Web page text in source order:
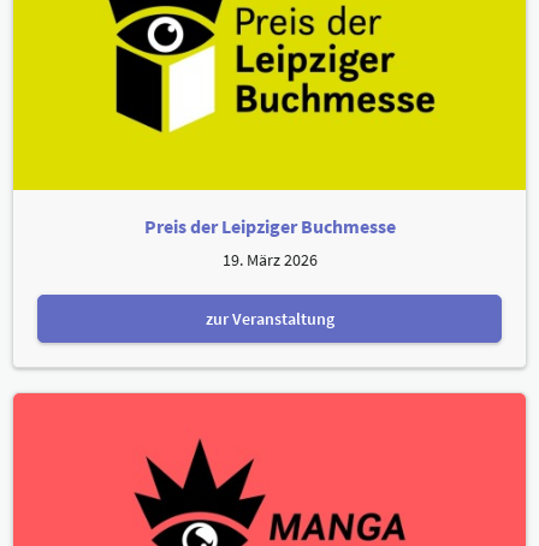
Preis der Leipziger Buchmesse
19. März 2026
zur Veranstaltung